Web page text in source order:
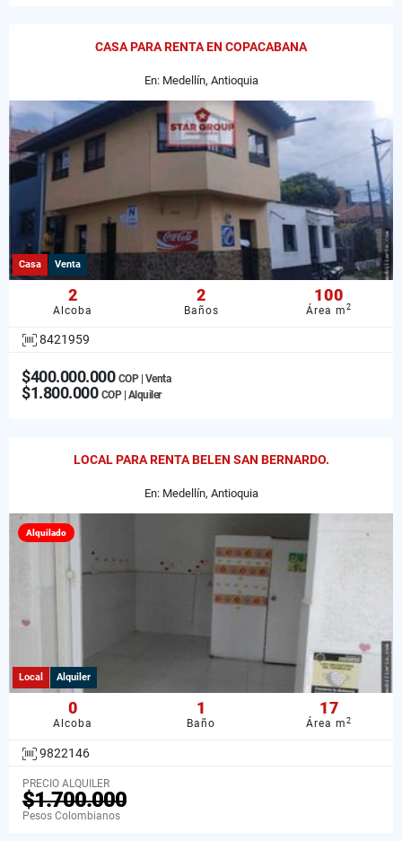
CASA PARA RENTA EN COPACABANA
En: Medellín, Antioquia
Casa Venta
2
Alcoba
2
Baños
100
Área m2
8421959
$400.000.000 COP | Venta
$1.800.000 COP | Alquiler
LOCAL PARA RENTA BELEN SAN BERNARDO.
En: Medellín, Antioquia
Alquilado
Local Alquiler
0
Alcoba
1
Baño
17
Área m2
9822146
PRECIO ALQUILER
$1.700.000
Pesos Colombianos